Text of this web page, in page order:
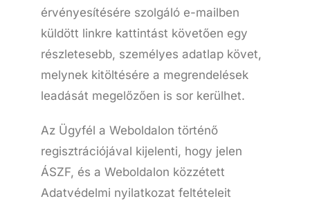
érvényesítésére szolgáló e-mailben
küldött linkre kattintást követően egy
részletesebb, személyes adatlap követ,
melynek kitöltésére a megrendelések
leadását megelőzően is sor kerülhet.
Az Ügyfél a Weboldalon történő
regisztrációjával kijelenti, hogy jelen
ÁSZF, és a Weboldalon közzétett
Adatvédelmi nyilatkozat feltételeit